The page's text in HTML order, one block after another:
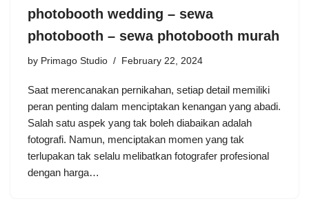
photobooth wedding – sewa
photobooth – sewa photobooth murah
by Primago Studio February 22, 2024
Saat merencanakan pernikahan, setiap detail memiliki
peran penting dalam menciptakan kenangan yang abadi.
Salah satu aspek yang tak boleh diabaikan adalah
fotografi. Namun, menciptakan momen yang tak
terlupakan tak selalu melibatkan fotografer profesional
dengan harga…